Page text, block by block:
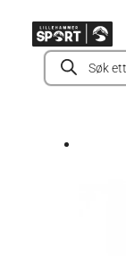
innholdProducts
search